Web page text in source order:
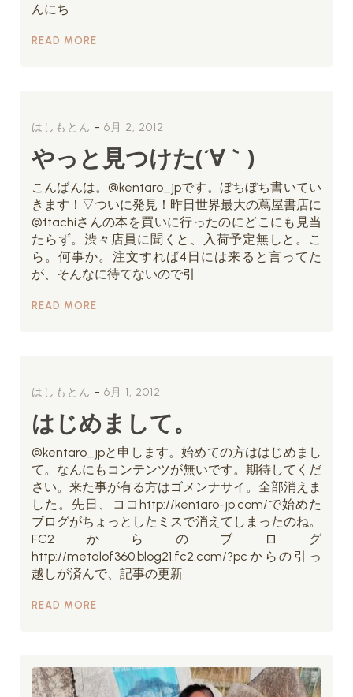
んにち
READ MORE
はしもとん - 6月 2, 2012
やっと見つけた(´∀｀)
こんばんは。@kentaro_jpです。ぼちぼち書いてい
きます！▽ついに発見！昨日世界最大の蔦屋書店に
@ttachiさんの本を買いに行ったのにどこにも見当
たらず。渋々店員に聞くと、入荷予定無しと。こ
ら。何事か。注文すれば4日には来ると言ってた
が、そんなに待てないので引
READ MORE
はしもとん - 6月 1, 2012
はじめまして。
@kentaro_jpと申します。始めての方ははじめまし
て。なんにもコンテンツが無いです。期待してくだ
さい。来た事が有る方はゴメンナサイ。全部消えま
した。先日、ココhttp://kentaro-jp.com/で始めた
ブログがちょっとしたミスで消えてしまったのね。
FC2からのブログ
http://metalof360.blog21.fc2.com/?pcからの引っ
越しが済んで、記事の更新
READ MORE